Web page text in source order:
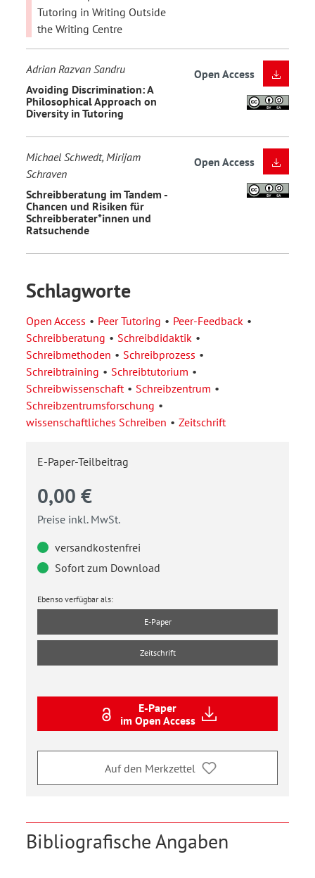
Tutoring in Writing Outside
the Writing Centre
Adrian Razvan Sandru
Avoiding Discrimination: A
Philosophical Approach on
Diversity in Tutoring
Open Access
Michael Schwedt, Mirijam
Schraven
Schreibberatung im Tandem -
Chancen und Risiken für
Schreibberater*innen und
Ratsuchende
Open Access
Schlagworte
Open Access Peer Tutoring
Peer-Feedback
Schreibberatung
Schreibdidaktik
Schreibmethoden
Schreibprozess
Schreibtraining
Schreibtutorium
Schreibwissenschaft
Schreibzentrum
Schreibzentrumsforschung
wissenschaftliches Schreiben
Zeitschrift
E-Paper-Teilbeitrag
0,00 €
Preise inkl. MwSt.
versandkostenfrei
Sofort zum Download
Ebenso verfügbar als:
E-Paper
Zeitschrift
E-Paper
im Open Access
Auf den Merkzettel
Bibliografische Angaben